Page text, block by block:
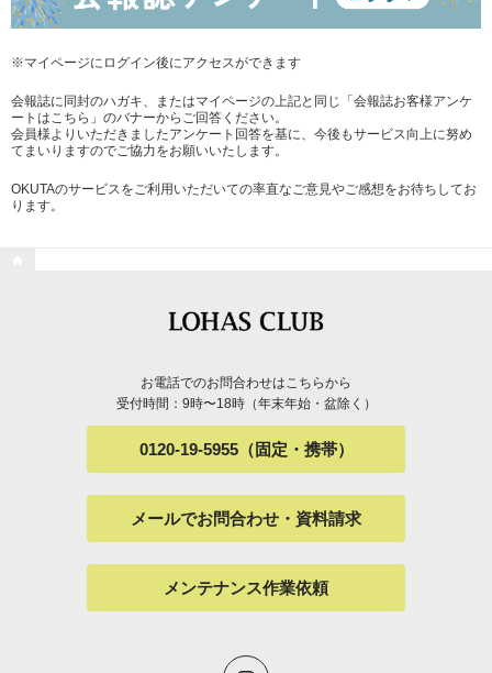
※マイページにログイン後にアクセスができます
会報誌に同封のハガキ、またはマイページの上記と同じ「会報誌お客様アンケ
ートはこちら」のバナーからご回答ください。
会員様よりいただきましたアンケート回答を基に、今後もサービス向上に努め
てまいりますのでご協力をお願いいたします。
OKUTAのサービスをご利用いただいての率直なご意見やご感想をお待ちしてお
ります。
お電話でのお問合わせはこちらから
受付時間：9時〜18時（年末年始・盆除く）
0120-19-5955（固定・携帯）
メールでお問合わせ・資料請求
メンテナンス作業依頼